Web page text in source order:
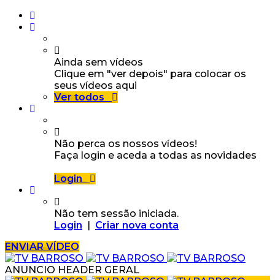
Ainda sem vídeos
Clique em "ver depois" para colocar os
seus vídeos aqui
Ver todos
Não perca os nossos vídeos!
Faça login e aceda a todas as novidades
Login
Não tem sessão iniciada.
Login | Criar nova conta
ENVIAR VÍDEO
ANUNCIO HEADER GERAL